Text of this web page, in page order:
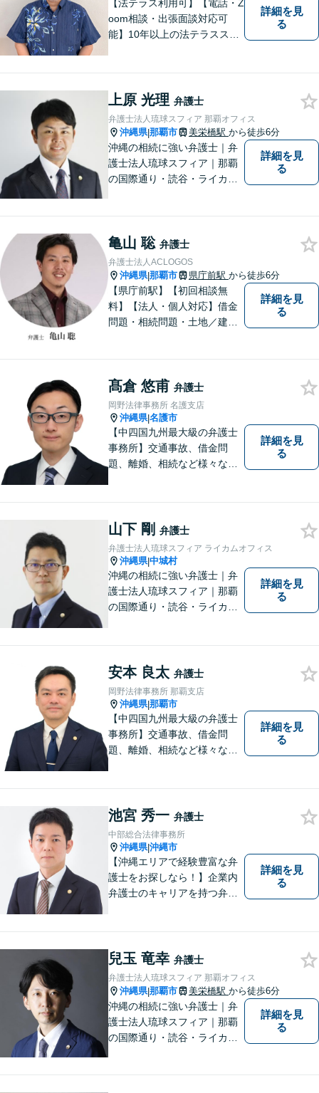
【法テラス利用可】【電話・Z
oom相談・出張面談対応可
能】10年以上の法テラススタ
談にも親身に寄り添い、あな
たの未来を全力でサポートい
たします【沖縄北部エリア・
名護市】
詳細を見
る
上原 光理 弁護士
弁護士法人琉球スフィア 那覇オフィス
沖縄県|那覇市 美栄橋駅 から徒歩6分
沖縄の相続に強い弁護士｜弁
護士法人琉球スフィア｜那覇
の国際通り・読谷・ライカム
す。お気軽にご連絡くださ
い！
詳細を見
る
亀山 聡 弁護士
弁護士法人ACLOGOS
沖縄県|那覇市 県庁前駅 から徒歩6分
【県庁前駅】【初回相談無
料】【法人・個人対応】借金
問題・相続問題・土地／建物
詳細を見
る
髙倉 悠甫 弁護士
岡野法律事務所 名護支店
沖縄県|名護市
【中四国九州最大級の弁護士
事務所】交通事故、借金問
題、離婚、相続など様々な問
い！
詳細を見
る
山下 剛 弁護士
弁護士法人琉球スフィア ライカムオフィス
沖縄県|中城村
沖縄の相続に強い弁護士｜弁
護士法人琉球スフィア｜那覇
の国際通り・読谷・ライカム
はなく、一社会人として相談
者の心に寄り添っていける弁
護士でありたいと思っていま
す。
詳細を見
る
安本 良太 弁護士
岡野法律事務所 那覇支店
沖縄県|那覇市
【中四国九州最大級の弁護士
事務所】交通事故、借金問
題、離婚、相続など様々な問
い！
詳細を見
る
池宮 秀一 弁護士
中部総合法律事務所
沖縄県|沖縄市
【沖縄エリアで経験豊富な弁
護士をお探しなら！】企業内
弁護士のキャリアを持つ弁護
ります。スピード感を持っ
て、かつ丁寧な対応を心がけ
ていますので、ぜひ気兼ねな
くご相談ください。
詳細を見
る
兒玉 竜幸 弁護士
弁護士法人琉球スフィア 那覇オフィス
沖縄県|那覇市 美栄橋駅 から徒歩6分
沖縄の相続に強い弁護士｜弁
護士法人琉球スフィア｜那覇
の国際通り・読谷・ライカム
詳細を見
る